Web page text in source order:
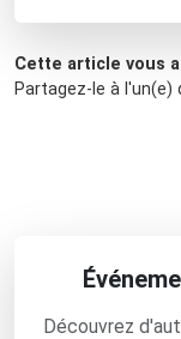
Cette article vous
Partagez-le à
Découvrez